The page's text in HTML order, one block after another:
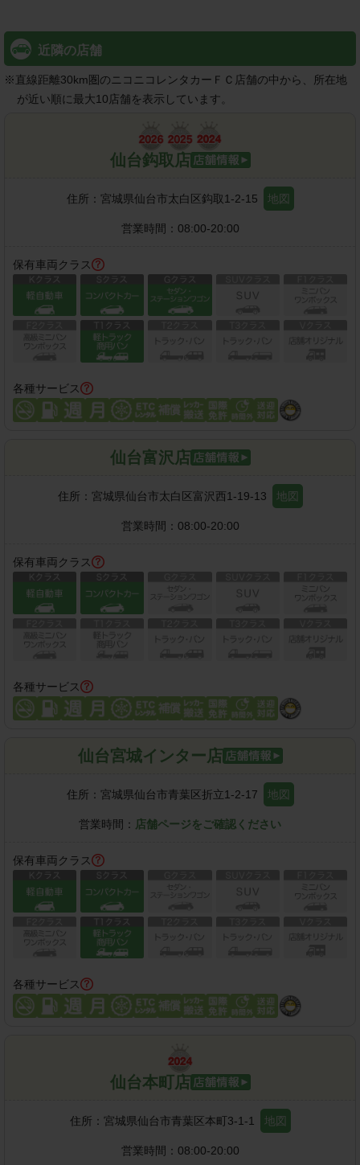
近隣の店舗
※直線距離30km圏のニコニコレンタカーＦＣ店舗の中から、所在地
が近い順に最大10店舗を表示しています。
仙台鈎取店
住所： 宮城県仙台市太白区鈎取1-2-15 地図
営業時間： 08:00-20:00
保有車両クラス
各種サービス
仙台富沢店
住所： 宮城県仙台市太白区富沢西1-19-13 地図
営業時間： 08:00-20:00
保有車両クラス
各種サービス
仙台宮城インター店
住所： 宮城県仙台市青葉区折立1-2-17 地図
営業時間： 店舗ページをご確認ください
保有車両クラス
各種サービス
仙台本町店
住所： 宮城県仙台市青葉区本町3-1-1 地図
営業時間： 08:00-20:00